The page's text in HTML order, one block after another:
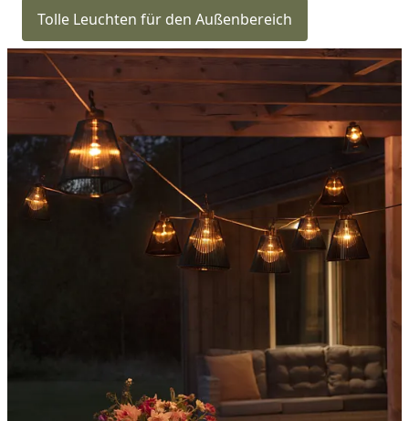
Tolle Leuchten für den Außenbereich